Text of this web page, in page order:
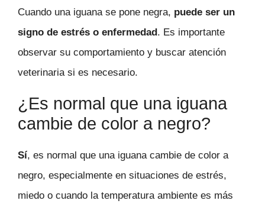
Cuando una iguana se pone negra, puede ser un
signo de estrés o enfermedad. Es importante
observar su comportamiento y buscar atención
veterinaria si es necesario.
¿Es normal que una iguana
cambie de color a negro?
Sí, es normal que una iguana cambie de color a
negro, especialmente en situaciones de estrés,
miedo o cuando la temperatura ambiente es más